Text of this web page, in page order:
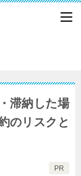
滞納した場
のリスクと
PR